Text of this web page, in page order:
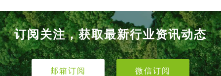
订阅关注，获取最新行业资讯动态
邮箱订阅 微信订阅